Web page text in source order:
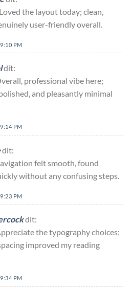
the layout today; clean,
user-friendly overall.
PM
dit:
professional vibe here;
and pleasantly minimal
PM
dit:
felt smooth, found
without any confusing steps.
PM
dit:
the typography choices;
improved my reading
PM